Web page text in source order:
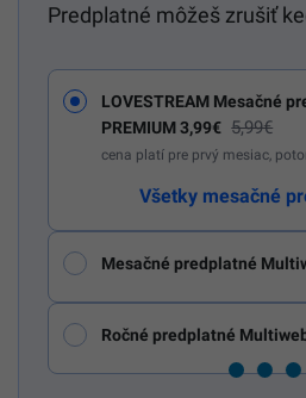
Predplatné môžeš zrušiť
LOVESTREAM Mesačné
PREMIUM 3,99€ 5,99€
cena platí pre prvý mesiac,
Všetky mesačné
Mesačné predplatné
Ročné predplatné